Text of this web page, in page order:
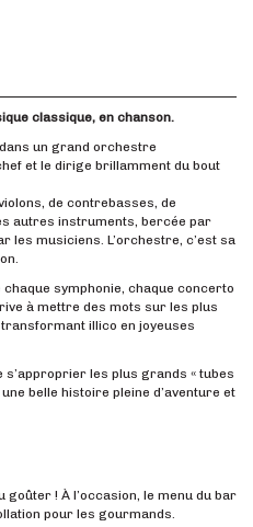
classique, en chanson.
dans un grand orchestre
et le dirige brillamment du bout
de contrebasses, de
autres instruments, bercée par
les musiciens. L’orchestre, c’est sa
symphonie, chaque concerto
à mettre des mots sur les plus
illico en joyeuses
les plus grands « tubes
belle histoire pleine d’aventure et
goûter ! À l’occasion, le menu du bar
pour les gourmands.